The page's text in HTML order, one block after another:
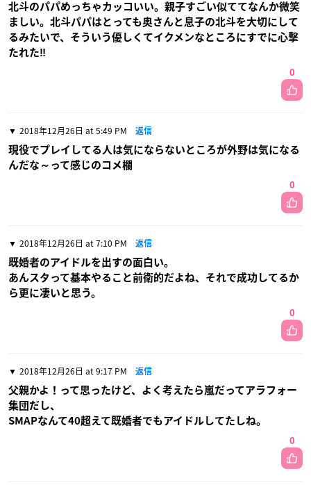
北斗のパパめっちゃカッコいい。親子すごい似ててなんか微笑
ましい。北斗パパはとっても奥さんと息子の北斗を大切にして
るみたいで、そういう優しくてイクメンなところにすでに心撃
たれた‼️
0
2018年12月26日 at 5:49 PM 返信
現役でプレイしてる人は気にならないところが外野は気になる
んだな～って感じのコメ欄
0
2018年12月26日 at 7:10 PM 返信
既婚者のアイドルを出すの面白い。
あんスタって基本やること前衛的だよね、それで成功してるか
ら更に凄いと思う。
0
2018年12月26日 at 9:17 PM 返信
父親かよ！って思ったけど、よく考えたら嵐だってアラフォー
集団だし、
SMAPなんて40超えて既婚者でもアイドルしてたしね。
0